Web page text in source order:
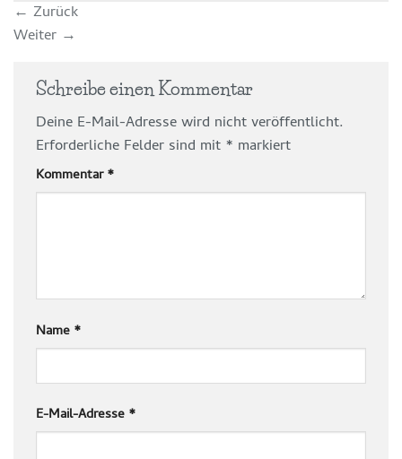
← Zurück
Weiter →
Schreibe einen Kommentar
Deine E-Mail-Adresse wird nicht veröffentlicht.
Erforderliche Felder sind mit * markiert
Kommentar*
Name *
E-Mail-Adresse *